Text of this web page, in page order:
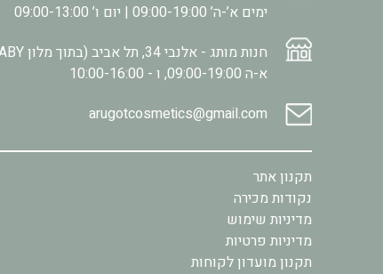
ימים א’-ה’ 09:00-19:00 | יום ו’ 09:00-13:00
חנות מותג - אלנבי 34, תל אביב (בתוך מלון ABY) -
א-ה 09:00-19:00, ו - 10:00-16:00
arugotcosmetics@gmail.com
תקנון אתר
נקודות מכירה
מדיניות שימוש
מדיניות פרטיות
תקנון מועדון לקוחות